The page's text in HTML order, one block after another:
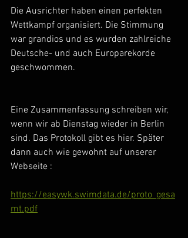
Die Ausrichter haben einen perfekten
Wettkampf organisiert. Die Stimmung
war grandios und es wurden zahlreiche
Deutsche- und auch Europarekorde
geschwommen.
Eine Zusammenfassung schreiben wir,
wenn wir ab Dienstag wieder in Berlin
sind. Das Protokoll gibt es hier. Später
dann auch wie gewohnt auf unserer
Webseite :
https://easywk.swimdata.de/proto_gesa
mt.pdf